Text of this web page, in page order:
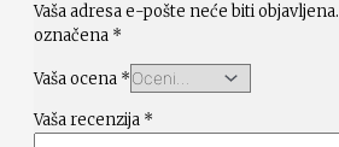
Vaša adresa e-pošte neće biti objavljena.
označena *
Vaša ocena *
Vaša recenzija *